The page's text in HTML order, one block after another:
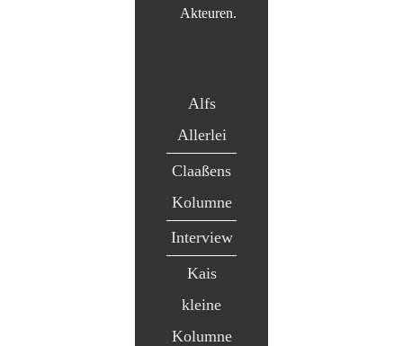
Akteuren.
Alfs
Allerlei
Claaßens
Kolumne
Interview
Kais
kleine
Kolumne